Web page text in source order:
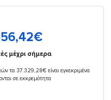
€
μέχρι σήμερα
τα 37.329,28€ είναι εγκεκριμένα
σε εκκρεμότητα